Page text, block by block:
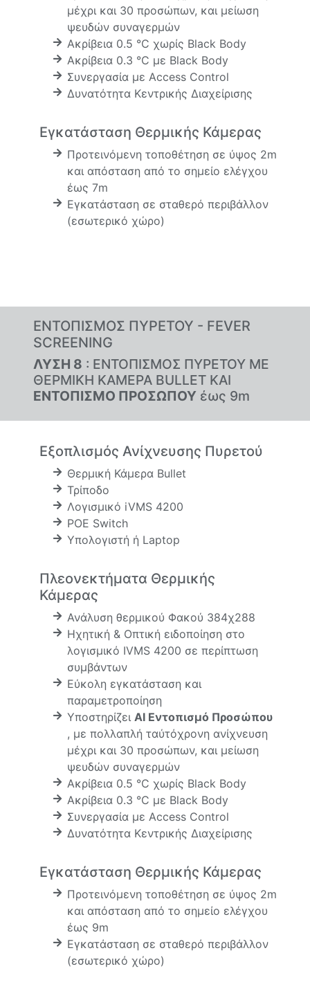
μέχρι και 30 προσώπων, και μείωση
ψευδών συναγερμών
Ακρίβεια 0.5 °C χωρίς Black Body
Ακρίβεια 0.3 °C με Black Body
Συνεργασία με Access Control
Δυνατότητα Κεντρικής Διαχείρισης
Εγκατάσταση Θερμικής Κάμερας
Προτεινόμενη τοποθέτηση σε ύψος 2m
και απόσταση από το σημείο ελέγχου
έως 7m
Εγκατάσταση σε σταθερό περιβάλλον
(εσωτερικό χώρο)
ΕΝΤΟΠΙΣΜΟΣ ΠΥΡΕΤΟΥ - FEVER
SCREENING
ΛΥΣΗ 8 : ΕΝΤΟΠΙΣΜΟΣ ΠΥΡΕΤΟΥ ΜΕ
ΘΕΡΜΙΚΗ ΚΑΜΕΡΑ BULLET ΚΑΙ
ΕΝΤΟΠΙΣΜΟ ΠΡΟΣΩΠΟΥ έως 9m
Εξοπλισμός Ανίχνευσης Πυρετού
Θερμική Κάμερα Bullet
Τρίποδο
Λογισμικό iVMS 4200
POE Switch
Υπολογιστή ή Laptop
Πλεονεκτήματα Θερμικής
Κάμερας
Ανάλυση θερμικού Φακού 384χ288
Ηχητική & Οπτική ειδοποίηση στο
λογισμικό IVMS 4200 σε περίπτωση
συμβάντων
Εύκολη εγκατάσταση και
παραμετροποίηση
Υποστηρίζει AI Εντοπισμό Προσώπου
, με πολλαπλή ταύτόχρονη ανίχνευση
μέχρι και 30 προσώπων, και μείωση
ψευδών συναγερμών
Ακρίβεια 0.5 °C χωρίς Black Body
Ακρίβεια 0.3 °C με Black Body
Συνεργασία με Access Control
Δυνατότητα Κεντρικής Διαχείρισης
Εγκατάσταση Θερμικής Κάμερας
Προτεινόμενη τοποθέτηση σε ύψος 2m
και απόσταση από το σημείο ελέγχου
έως 9m
Εγκατάσταση σε σταθερό περιβάλλον
(εσωτερικό χώρο)